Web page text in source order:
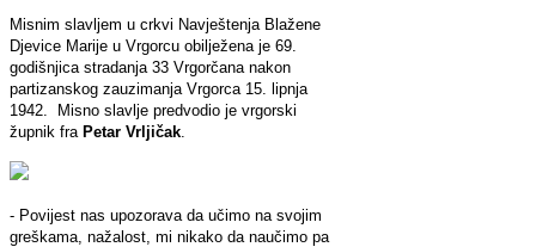
Misnim slavljem u crkvi Navještenja Blažene
Djevice Marije u Vrgorcu obilježena je 69.
godišnjica stradanja 33 Vrgorčana nakon
partizanskog zauzimanja Vrgorca 15. lipnja
1942. Misno slavlje predvodio je vrgorski
župnik fra Petar Vrljičak
- Povijest nas upozorava da učimo na svojim
greškama, nažalost, mi nikako da naučimo pa